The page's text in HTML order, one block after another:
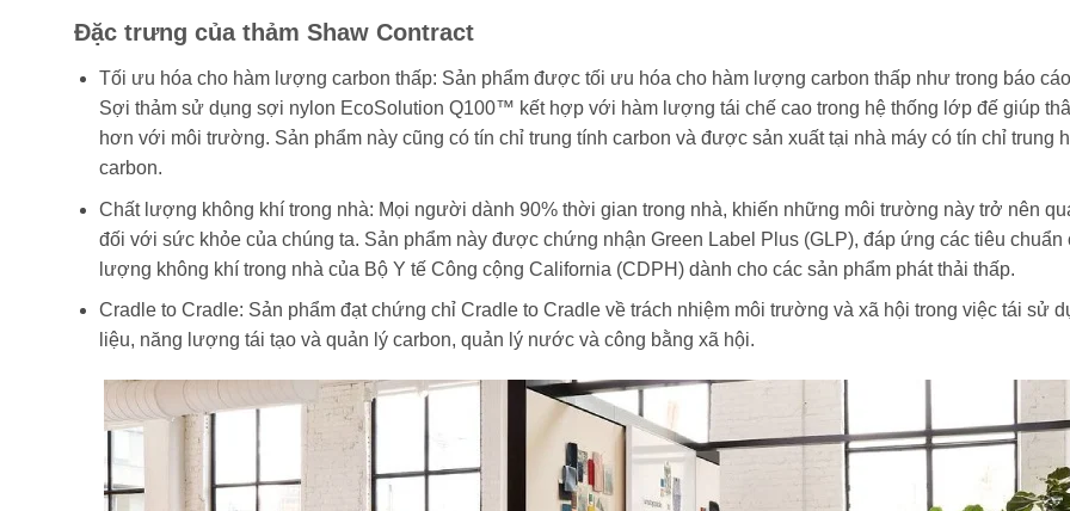
Đặc trưng của thảm Shaw Contract
Tối ưu hóa cho hàm lượng carbon thấp: Sản phẩm được tối ưu hóa cho hàm lượng carbon thấp như trong báo
Sợi thảm sử dụng sợi nylon EcoSolution Q100™ kết hợp với hàm lượng tái chế cao trong hệ thống lớp đế giúp
hơn với môi trường. Sản phẩm này cũng có tín chỉ trung tính carbon và được sản xuất tại nhà máy có tín chỉ trung
carbon.
Chất lượng không khí trong nhà: Mọi người dành 90% thời gian trong nhà, khiến những môi trường này trở nên
đối với sức khỏe của chúng ta. Sản phẩm này được chứng nhận Green Label Plus (GLP), đáp ứng các tiêu chuẩn
lượng không khí trong nhà của Bộ Y tế Công cộng California (CDPH) dành cho các sản phẩm phát thải thấp.
Cradle to Cradle: Sản phẩm đạt chứng chỉ Cradle to Cradle về trách nhiệm môi trường và xã hội trong việc tái sử
liệu, năng lượng tái tạo và quản lý carbon, quản lý nước và công bằng xã hội.